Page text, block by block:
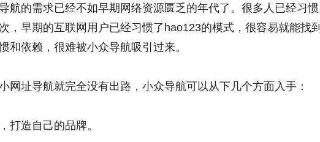
航的需求已经不如早期网络资源匮乏的年代了。很多人已经习惯
，早期的互联网用户已经习惯了hao123的模式，很容易就能找到
和依赖，很难被小众导航吸引过来。
网址导航就完全没有出路，小众导航可以从下几个方面入手：
打造自己的品牌。